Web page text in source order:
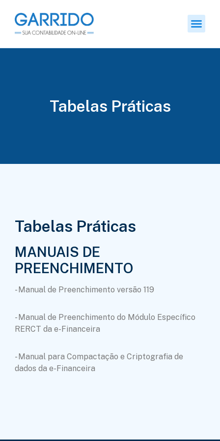
Tabelas Práticas
Tabelas Práticas
MANUAIS DE
PREENCHIMENTO
- Manual de Preenchimento versão 119
- Manual de Preenchimento do Módulo Específico
RERCT da e-Financeira
- Manual para Compactação e Criptografia de
dados da e-Financeira